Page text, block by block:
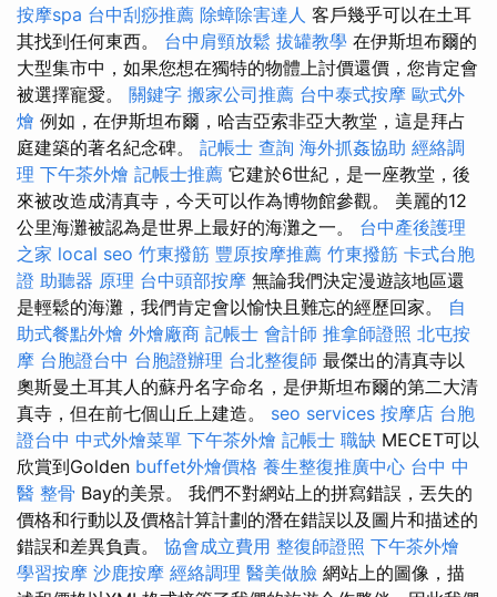
按摩spa 台中刮痧推薦 除蟑除害達人 客戶幾乎可以在土耳
其找到任何東西。 台中肩頸放鬆 拔罐教學 在伊斯坦布爾的
大型集市中，如果您想在獨特的物體上討價還價，您肯定會
被選擇寵愛。 關鍵字 搬家公司推薦 台中泰式按摩 歐式外
燴 例如，在伊斯坦布爾，哈吉亞索非亞大教堂，這是拜占
庭建築的著名紀念碑。 記帳士 查詢 海外抓姦協助 經絡調
理 下午茶外燴 記帳士推薦 它建於6世紀，是一座教堂，後
來被改造成清真寺，今天可以作為博物館參觀。 美麗的12
公里海灘被認為是世界上最好的海灘之一。 台中產後護理
之家 local seo 竹東撥筋 豐原按摩推薦 竹東撥筋 卡式台胞
證 助聽器 原理 台中頭部按摩 無論我們決定漫遊該地區還
是輕鬆的海灘，我們肯定會以愉快且難忘的經歷回家。 自
助式餐點外燴 外燴廠商 記帳士 會計師 推拿師證照 北屯按
摩 台胞證台中 台胞證辦理 台北整復師 最傑出的清真寺以
奧斯曼土耳其人的蘇丹名字命名，是伊斯坦布爾的第二大清
真寺，但在前七個山丘上建造。 seo services 按摩店 台胞
證台中 中式外燴菜單 下午茶外燴 記帳士 職缺 MECET可以
欣賞到Golden buffet外燴價格 養生整復推廣中心 台中 中
醫 整骨 Bay的美景。 我們不對網站上的拼寫錯誤，丟失的
價格和行動以及價格計算計劃的潛在錯誤以及圖片和描述的
錯誤和差異負責。 協會成立費用 整復師證照 下午茶外燴
學習按摩 沙鹿按摩 經絡調理 醫美做臉 網站上的圖像，描